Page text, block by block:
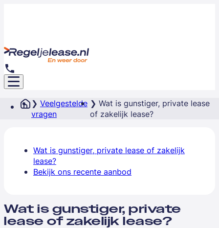
Veelgestelde
vragen
Wat is gunstiger, private lease
of zakelijk lease?
Wat is gunstiger, private lease of zakelijk
lease?
Bekijk ons recente aanbod
Wat is gunstiger, private
lease of zakelijk lease?